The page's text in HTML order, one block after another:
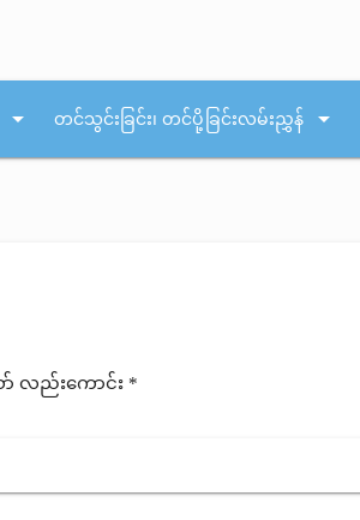
arrow_drop_down တင်သွင်းခြင်း၊ တင်ပို့ခြင်းလမ်းညွှန် arrow_drop_down
ာ် လည်းကောင်း *